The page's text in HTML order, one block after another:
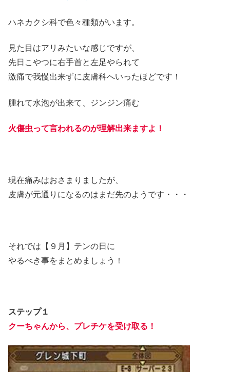
ハネカクシ科で色々種類がいます。
見た目はアリみたいな感じですが、
先日こやつに右手首と左足やられて
激痛で我慢出来ずに皮膚科へいったほどです！
腫れて水泡が出来て、ジンジン痛む
火傷虫って言われるのが理解出来ますよ！
現在痛みはおさまりましたが、
皮膚が元通りになるのはまだ先のようです・・・
それでは【９月】テンの日に
やるべき事をまとめましょう！
ステップ１
クーちゃんから、プレチケを受け取る！